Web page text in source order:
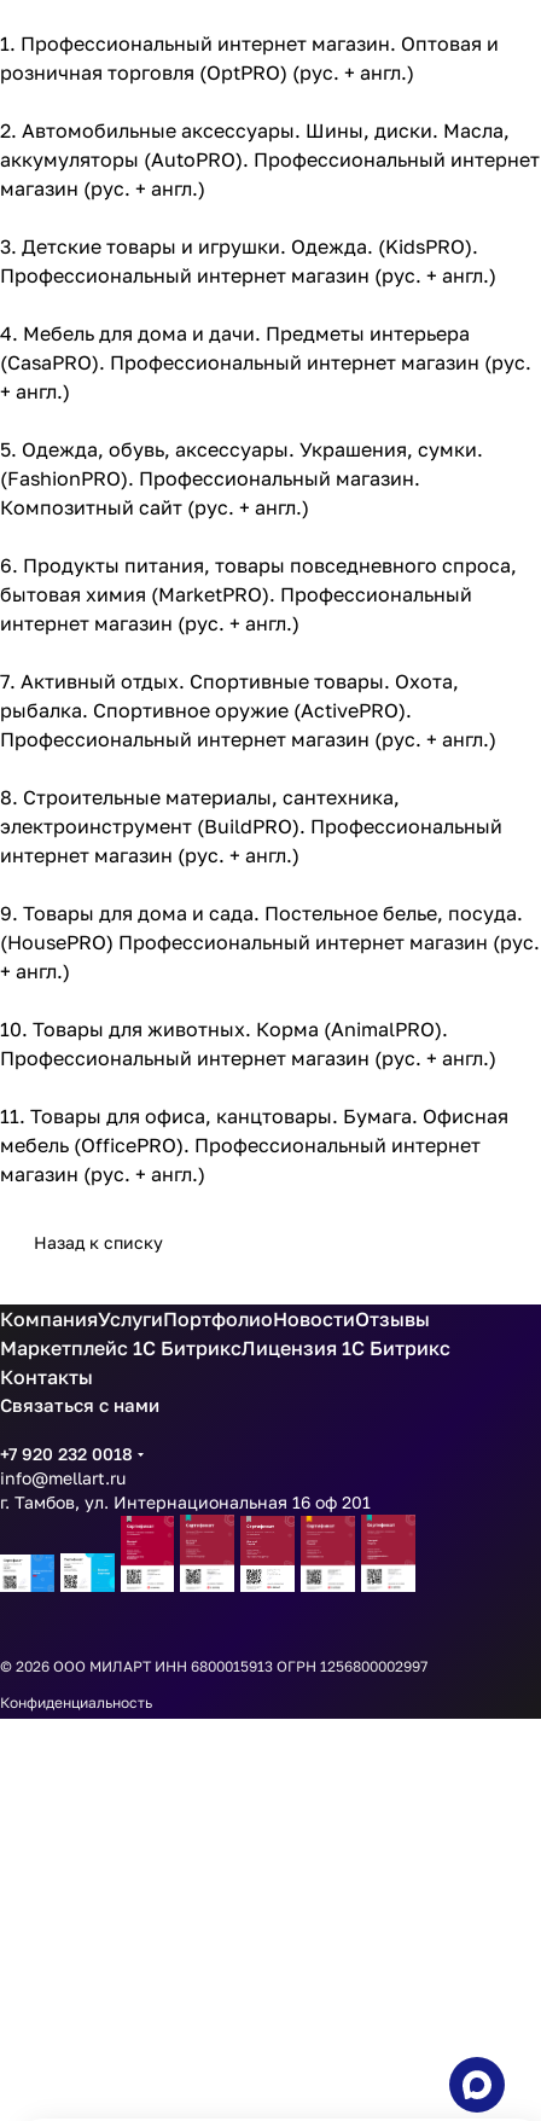
1. Профессиональный интернет магазин. Оптовая и
розничная торговля (OptPRO) (рус. + англ.)
2. Автомобильные аксессуары. Шины, диски. Масла,
аккумуляторы (AutoPRO). Профессиональный интернет
магазин (рус. + англ.)
3. Детские товары и игрушки. Одежда. (KidsPRO).
Профессиональный интернет магазин (рус. + англ.)
4. Мебель для дома и дачи. Предметы интерьера
(CasaPRO). Профессиональный интернет магазин (рус.
+ англ.)
5. Одежда, обувь, аксессуары. Украшения, сумки.
(FashionPRO). Профессиональный магазин.
Композитный сайт (рус. + англ.)
6. Продукты питания, товары повседневного спроса,
бытовая химия (MarketPRO). Профессиональный
интернет магазин (рус. + англ.)
7. Активный отдых. Спортивные товары. Охота,
рыбалка. Спортивное оружие (ActivePRO).
Профессиональный интернет магазин (рус. + англ.)
8. Строительные материалы, сантехника,
электроинструмент (BuildPRO). Профессиональный
интернет магазин (рус. + англ.)
9. Товары для дома и сада. Постельное белье, посуда.
(HousePRO) Профессиональный интернет магазин (рус.
+ англ.)
10. Товары для животных. Корма (AnimalPRO).
Профессиональный интернет магазин (рус. + англ.)
11. Товары для офиса, канцтовары. Бумага. Офисная
мебель (OfficePRO). Профессиональный интернет
магазин (рус. + англ.)
Назад к списку
КомпанияУслугиПортфолиоНовостиОтзывы
Маркетплейс 1С БитриксЛицензия 1С Битрикс
Контакты
Связаться с нами
+7 920 232 0018
info@mellart.ru
г. Тамбов, ул. Интернациональная 16 оф 201
© 2026 ООО МИЛАРТ ИНН 6800015913 ОГРН 1256800002997
Конфиденциальность